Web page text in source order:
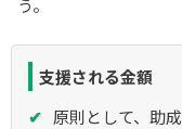
う。
支援される金額
原則として、助